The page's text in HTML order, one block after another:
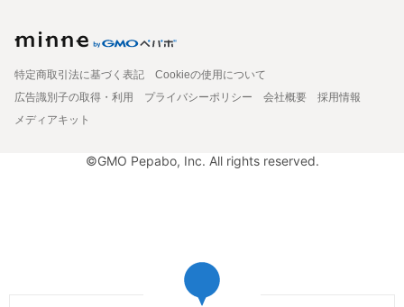
特定商取引法に基づく表記
Cookieの使用について
広告識別子の取得・利用
プライバシーポリシー 会社概要
採用情報
メディアキット
©GMO Pepabo, Inc. All rights reserved.